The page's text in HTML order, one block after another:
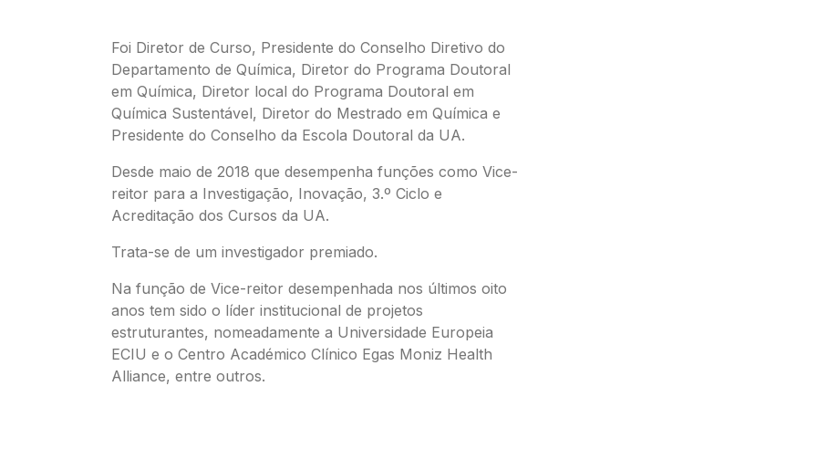
Foi Diretor de Curso, Presidente do Conselho Diretivo do
Departamento de Química, Diretor do Programa Doutoral
em Química, Diretor local do Programa Doutoral em
Química Sustentável, Diretor do Mestrado em Química e
Presidente do Conselho da Escola Doutoral da UA.
Desde maio de 2018 que desempenha funções como Vice-
reitor para a Investigação, Inovação, 3.º Ciclo e
Acreditação dos Cursos da UA.
Trata-se de um investigador premiado.
Na função de Vice-reitor desempenhada nos últimos oito
anos tem sido o líder institucional de projetos
estruturantes, nomeadamente a Universidade Europeia
ECIU e o Centro Académico Clínico Egas Moniz Health
Alliance, entre outros.